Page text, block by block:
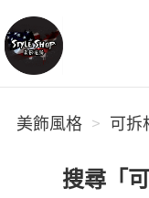
美飾風格
美飾風格 可拆
搜尋「